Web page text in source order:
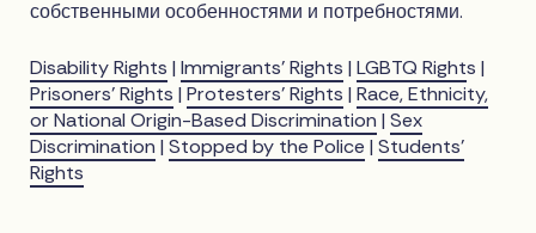
собственными особенностями и потребностями.
Disability Rights |Immigrants’ Rights |LGBTQ Rights |
Prisoners’ Rights |Protesters’ Rights |Race, Ethnicity,
or National Origin-Based Discrimination |Sex
Discrimination |Stopped by the Police |Students’
Rights